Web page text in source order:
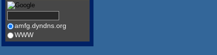
amfg.dyndns.org
WWW